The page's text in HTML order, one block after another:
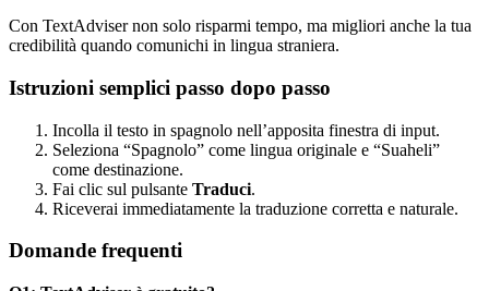
Con TextAdviser non solo risparmi tempo, ma migliori anche la tua
credibilità quando comunichi in lingua straniera.
Istruzioni semplici passo dopo passo
Incolla il testo in spagnolo nell’apposita finestra di input.
Seleziona “Spagnolo” come lingua originale e “Suaheli”
come destinazione.
Fai clic sul pulsante Traduci.
Riceverai immediatamente la traduzione corretta e naturale.
Domande frequenti